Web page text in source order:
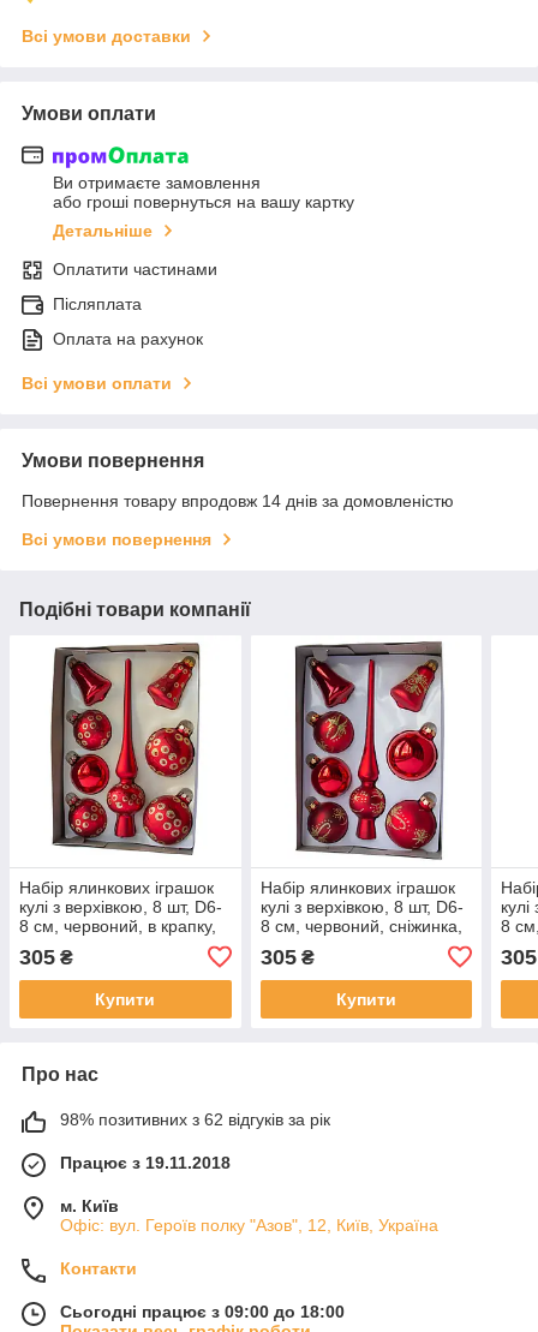
Всі умови доставки
Умови оплати
Ви отримаєте замовлення
або гроші повернуться на вашу картку
Детальніше
Оплатити частинами
Післяплата
Оплата на рахунок
Всі умови оплати
Умови повернення
Повернення товару впродовж 14 днів за домовленістю
Всі умови повернення
Подібні товари компанії
Набір ялинкових іграшок
кулі з верхівкою, 8 шт, D6-
8 см, червоний, в крапку,
305 ₴
Купити
Набір ялинкових іграшок
кулі з верхівкою, 8 шт, D6-
8 см, червоний, сніжинка,
305₴
Купити
8
305
Про нас
98% позитивних з 62 відгуків за рік
Працює з 19.11.2018
м. Київ
Офіс: вул. Героїв полку "Азов", 12, Київ, Україна
Контакти
Сьогодні працює з 09:00 до 18:00